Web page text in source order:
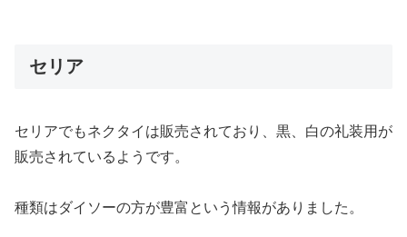
セリア
セリアでもネクタイは販売されており、黒、白の礼装用が
販売されているようです。
種類はダイソーの方が豊富という情報がありました。